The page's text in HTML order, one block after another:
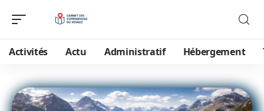
Activités Actu Administratif Hébergement